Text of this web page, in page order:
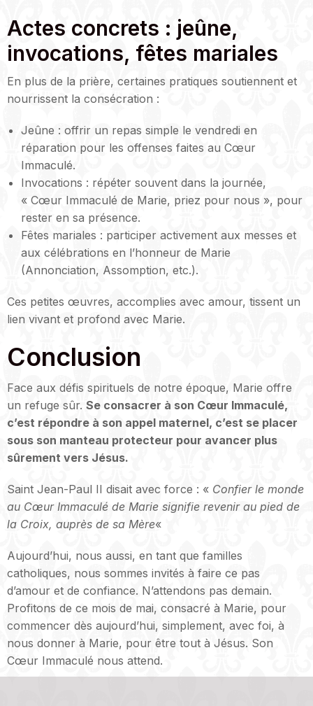
Actes concrets : jeûne,
invocations, fêtes mariales
En plus de la prière, certaines pratiques soutiennent et
nourrissent la consécration :
Jeûne : offrir un repas simple le vendredi en
réparation pour les offenses faites au Cœur
Immaculé.
Invocations : répéter souvent dans la journée,
« Cœur Immaculé de Marie, priez pour nous », pour
rester en sa présence.
Fêtes mariales : participer activement aux messes et
aux célébrations en l’honneur de Marie
(Annonciation, Assomption, etc.).
Ces petites œuvres, accomplies avec amour, tissent un
lien vivant et profond avec Marie.
Conclusion
Face aux défis spirituels de notre époque, Marie offre
un refuge sûr. Se consacrer à son Cœur Immaculé,
c’est répondre à son appel maternel, c’est se placer
sous son manteau protecteur pour avancer plus
sûrement vers Jésus.
Saint Jean-Paul II disait avec force : « Confier le monde
au Cœur Immaculé de Marie signifie revenir au pied de
la Croix, auprès de sa Mère«
Aujourd’hui, nous aussi, en tant que familles
catholiques, nous sommes invités à faire ce pas
d’amour et de confiance. N’attendons pas demain.
Profitons de ce mois de mai, consacré à Marie, pour
commencer dès aujourd’hui, simplement, avec foi, à
nous donner à Marie, pour être tout à Jésus. Son
Cœur Immaculé nous attend.